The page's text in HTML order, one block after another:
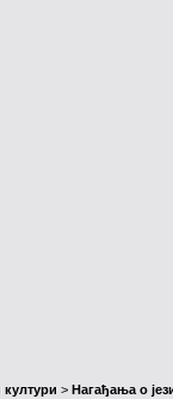
култури > Нагађања о